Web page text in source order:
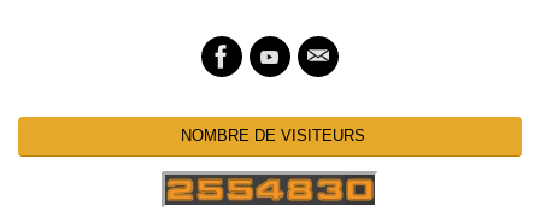
NOMBRE DE VISITEURS